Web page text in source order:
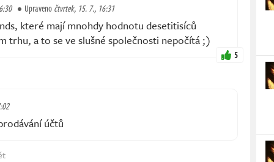
Upravenočtvrtek, 15. 7., 16:31
které mají mnohdy hodnotu desetitisíců
trhu, a to se ve slušné společnosti nepočítá ;)
5
účtů